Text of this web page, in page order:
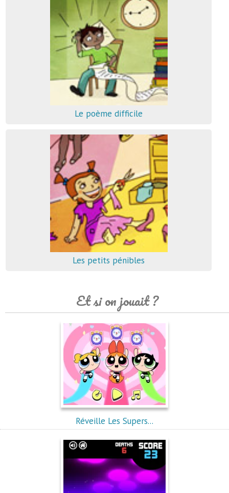
Le poème difficile
Les petits pénibles
Et si on jouait ?
Réveille Les Supers...